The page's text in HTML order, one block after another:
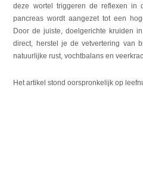
deze wortel triggeren de reflexen in
pancreas wordt aangezet tot een
Door de juiste, doelgerichte kruiden
direct, herstel je de vetvertering van
natuurlijke rust, vochtbalans en
Het artikel stond oorspronkelijk op